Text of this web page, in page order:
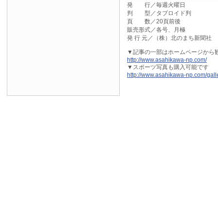
発 行／毎週火曜日
判 型／タブロイド判
頁 数／20頁前後
販売形式／各号、月極
発 行 元／（株）北のまち新聞社
▼記事の一部はホームページから
http://www.asahikawa-np.com/
▼スポーツ写真も購入可能です
http://www.asahikawa-np.com/